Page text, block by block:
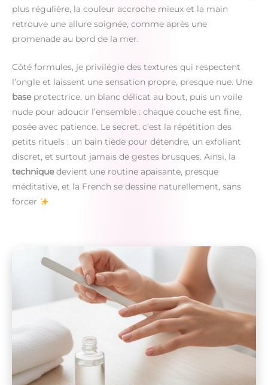
plus régulière, la couleur accroche mieux et la main
retrouve une allure soignée, comme après une
promenade au bord de la mer.
Côté formules, je privilégie des textures qui respectent
l’ongle et laissent une sensation propre, presque nue. Une
baseprotectrice, un blanc délicat au bout, puis un voile
nude pour adoucir l’ensemble : chaque couche est fine,
posée avec patience. Le secret, c’est la répétition des
petits rituels : un bain tiède pour détendre, un exfoliant
discret, et surtout jamais de gestes brusques. Ainsi, la
techniquedevient une routine apaisante, presque
méditative, et la French se dessine naturellement, sans
forcer